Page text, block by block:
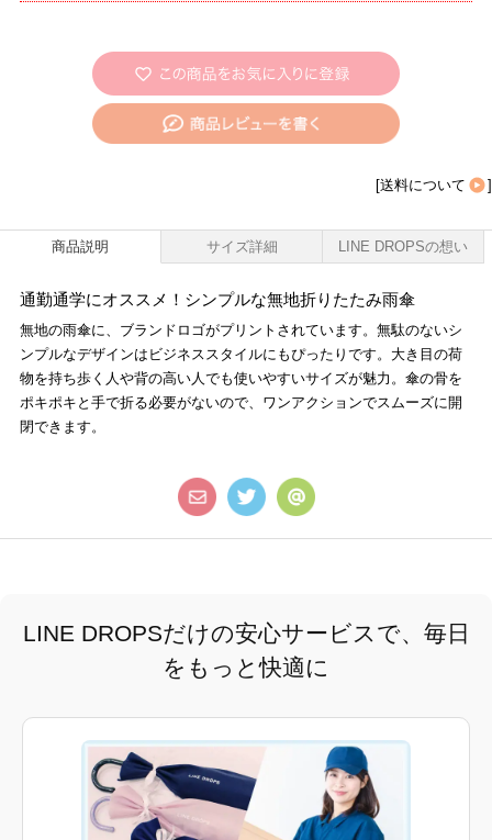
[送料について ]
商品説明 サイズ詳細 LINE DROPSの想い
通勤通学にオススメ！シンプルな無地折りたたみ雨傘
無地の雨傘に、ブランドロゴがプリントされています。無駄のないシ
ンプルなデザインはビジネススタイルにもぴったりです。大き目の荷
物を持ち歩く人や背の高い人でも使いやすいサイズが魅力。傘の骨を
ポキポキと手で折る必要がないので、ワンアクションでスムーズに開
閉できます。
LINE DROPSだけの安心サービスで、毎日
をもっと快適に